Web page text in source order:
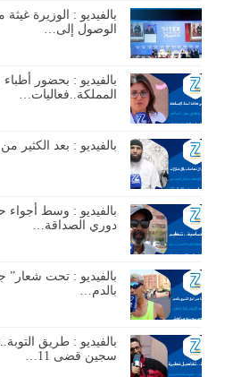
بالفيديو : الوزيرة
الوصول إلى…
بالفيديو : بحضور
المملكة..فعاليات…
بالفيديو : بعد الكثير
بالفيديو : وسط أجواء
دوري الصداقة…
بالفيديو : تحت شعار”
بالدم…
بالفيديو : طريق
سجين قضى 11…